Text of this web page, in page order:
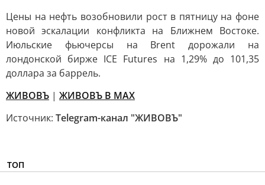
Цены на нефть возобновили рост в пятницу на фоне
новой эскалации конфликта на Ближнем Востоке.
Июльские фьючерсы на Brent дорожали на
лондонской бирже ICE Futures на 1,29% до 101,35
доллара за баррель.
ЖИВОВЪ | ЖИВОВЪ В МАХ
Источник: Telegram-канал "ЖИВОВЪ"
ТОП